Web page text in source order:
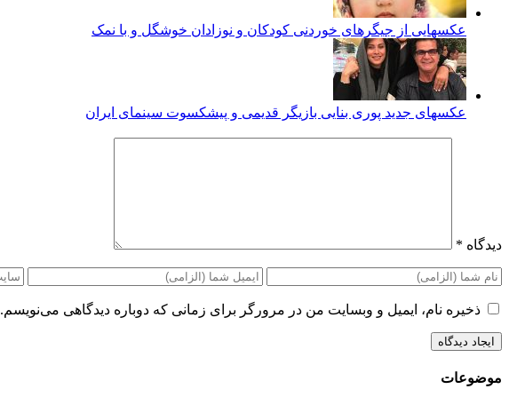
عکسهایی از جیگرهای خوردنی کودکان و نوزادان خوشگل و با نمک
عکسهای جدید پوری بنایی بازیگر قدیمی و پیشکسوت سینمای ایران
دیدگاه *
ذخیره نام، ایمیل و وبسایت من در مرورگر برای زمانی که دوباره دیدگاهی می‌نویسم.
موضوعات